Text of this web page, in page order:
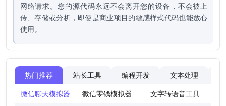
网络请求。您的源代码永远不会离开您的设备，不会被上
传、存储或分析，即使是商业项目的敏感样式代码也能放心
使用。
热门推荐 站长工具 编程开发 文本处理
微信聊天模拟器
微信零钱模拟器 文字转语音工具